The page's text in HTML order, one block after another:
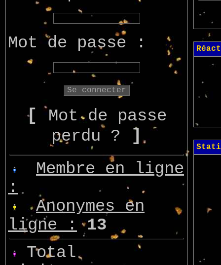
Mot de passe :
[ Mot de passe
perdu ? ]
Membre en ligne
:
Anonymes en
ligne :
13
Total